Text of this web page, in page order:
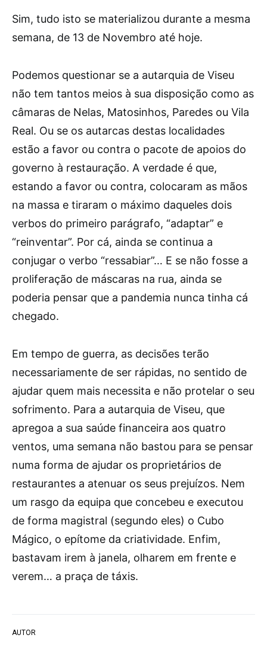
AUTOR
Sim, tudo isto se materializou durante a mesma
semana, de 13 de Novembro até hoje.
Podemos questionar se a autarquia de Viseu
não tem tantos meios à sua disposição como as
câmaras de Nelas, Matosinhos, Paredes ou Vila
Real. Ou se os autarcas destas localidades
estão a favor ou contra o pacote de apoios do
governo à restauração. A verdade é que,
estando a favor ou contra, colocaram as mãos
na massa e tiraram o máximo daqueles dois
verbos do primeiro parágrafo, “adaptar” e
“reinventar”. Por cá, ainda se continua a
conjugar o verbo “ressabiar”… E se não fosse a
proliferação de máscaras na rua, ainda se
poderia pensar que a pandemia nunca tinha cá
chegado.
Em tempo de guerra, as decisões terão
necessariamente de ser rápidas, no sentido de
ajudar quem mais necessita e não protelar o seu
sofrimento. Para a autarquia de Viseu, que
apregoa a sua saúde financeira aos quatro
ventos, uma semana não bastou para se pensar
numa forma de ajudar os proprietários de
restaurantes a atenuar os seus prejuízos. Nem
um rasgo da equipa que concebeu e executou
de forma magistral (segundo eles) o Cubo
Mágico, o epítome da criatividade. Enfim,
bastavam irem à janela, olharem em frente e
verem… a praça de táxis.